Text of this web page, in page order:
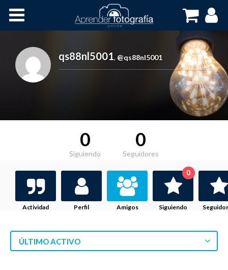
Cursos OnLine
qs88nl5001, @qs88nl5001
0
Siguiendo
0
Seguidores
Actividad Perfil Amigos Siguiendo
0
ÚLTIMO ACTIVO